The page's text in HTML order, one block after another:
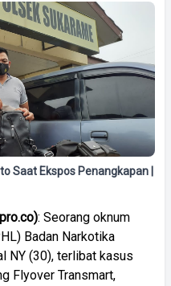
Saat Ekspos Penangkapan |
: Seorang oknum
Badan Narkotika
NY (30), terlibat kasus
Flyover Transmart,